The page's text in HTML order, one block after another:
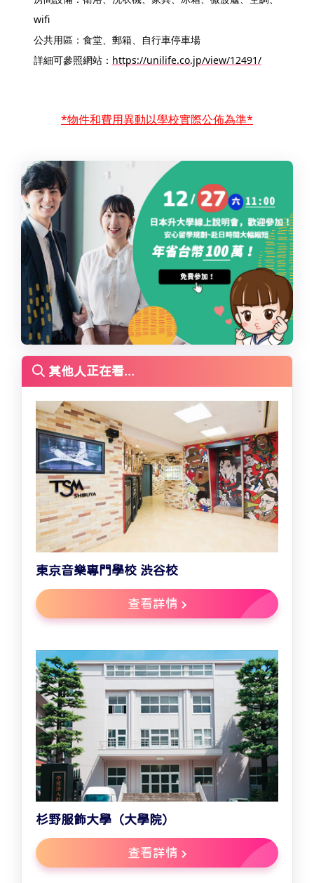
wifi
公共用區：食堂、郵箱、自行車停車場
詳細可參照網站： https://unilife.co.jp/view/12491/
*物件和費用異動以學校實際公佈為準*
其他人正在看...
東京音樂專門學校 渋谷校
查看詳情
杉野服飾大學（大學院）
查看詳情